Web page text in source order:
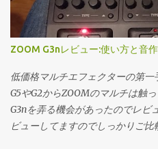
いので。 一通り自分の好きな音
レンスリストを作ってしまって
プレイリストはこちら Youtube
べく音楽に関する情報、tipsを調
完全に趣味の野球の動画とかは別
近シークレットモードでやるとお
た。）プラットフォーム側のお
る中でいつまでこの手法が役に立
たソフトウェアの相性の問題か、
うとグラフィックで負荷がかか
あったために、CPUに対しての
中でCPUメーター側にはあまり
比較的大きめにIF側の設定を弄る
といった事例がありました。
なかったということと、折角入
から最速にしとこうか、程度のい
ZOOM G3nレビュー:使い方と音
低価格マルチエフェクターの第一
G5やG2からZOOMのマルチは触
G3nを弄る機会があったのでレビ
ビューしてますのでしっかりご比